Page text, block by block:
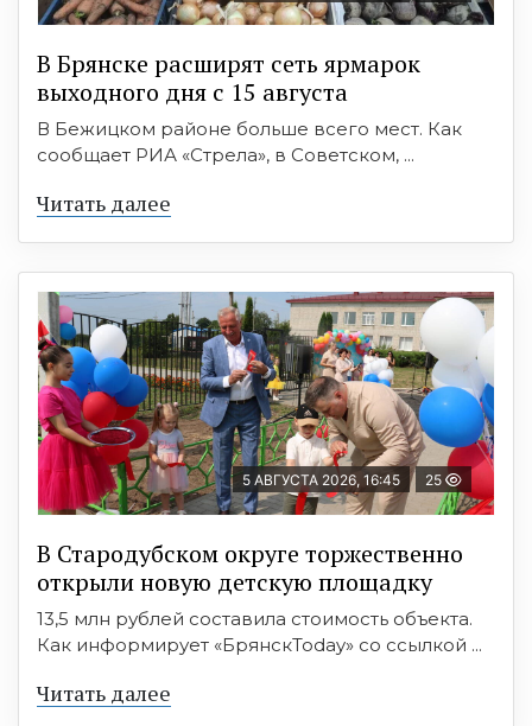
В Брянске расширят сеть ярмарок
выходного дня с 15 августа
В Бежицком районе больше всего мест. Как
сообщает РИА «Стрела», в Советском, ...
Читать далее
5 АВГУСТА 2026, 16:45 25
В Стародубском округе торжественно
открыли новую детскую площадку
13,5 млн рублей составила стоимость объекта.
Как информирует «БрянскToday» со ссылкой ...
Читать далее